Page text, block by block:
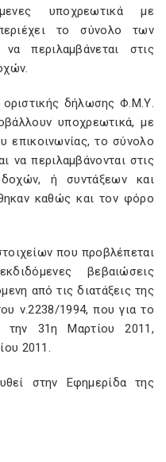
υποχρεωτικά με
το σύνολο των
περιλαμβάνεται στις
δήλωσης Φ.Μ.Υ.
υποχρεωτικά, με
επικοινωνίας, το σύνολο
να περιλαμβάνονται στις
ή συντάξεων και
καθώς και τον φόρο
που προβλέπεται
βεβαιώσεις
από τις διατάξεις της
ν.2238/1994, που για το
την 31η Μαρτίου 2011,
2011.
στην Εφημερίδα της